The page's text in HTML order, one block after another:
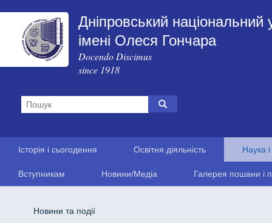
Дніпровський національний
імені Олеся Гончара
Docendo Discimus
since 1918
Історія і сьогодення Освітня діяльність Наука
Вступникам Новини/Медіа Галерея пошани і
Новини та події